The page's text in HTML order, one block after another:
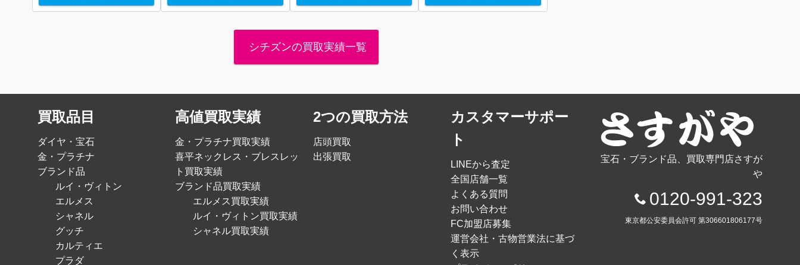
シチズンの買取実績一覧
買取品目
ダイヤ・宝石
金・プラチナ
ブランド品
ルイ・ヴィトン
エルメス
シャネル
グッチ
カルティエ
プラダ
高値買取実績
金・プラチナ買取実績
喜平ネックレス・ブレスレッ
ト買取実績
ブランド品買取実績
エルメス買取実績
ルイ・ヴィトン買取実績
シャネル買取実績
2つの買取方法
店頭買取
出張買取
カスタマーサポー
ト
LINEから査定
全国店舗一覧
よくある質問
お問い合わせ
FC加盟店募集
運営会社・古物営業法に基づ
く表示
宝石・ブランド品、買取専門店さすが
や
0120-991-323
東京都公安委員会許可 第306601806177号